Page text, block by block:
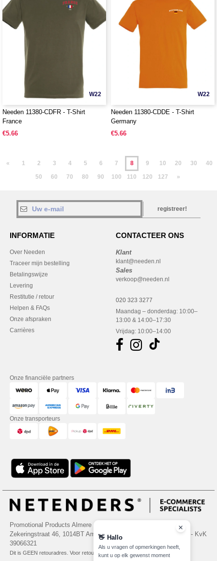
W22
Needen 11380-CDFR - T-Shirt
France
€5.66
W22
Needen 11380-CDDE - T-Shirt
Germany
€5.66
« 1 2 3 4 5 6 7 8 9 10 20 30
40
50
60 70 80 90 100 110 120 127 »
registreer!
INFORMATIE
Over Needen
Traceer mijn bestelling
Betalingswijze
Levering
Restitutie / retour
Helpen & FAQs
Onze afspraken
Carrières
CONTACTEER ONS
Klant
klant@needen.nl
Sales
verkoop@needen.nl
020 323 3277
Maandag – donderdag: 10:00–
13:00 & 14:00–17:30
Vrijdag: 10:00–14:00
Onze financiële partners
Onze transporteurs
Promotional Products Almere (P.P.A.) B.V.
Zekeringstraat 46, 1014BT Amsterdam - VAT NL 005596191B03 - KvK
39066321
Dit is GEEN retouradres. Voor retourzending, zie hier
👋 Hallo
Als u vragen of opmerkingen heeft,
kunt u op elk gewenst moment